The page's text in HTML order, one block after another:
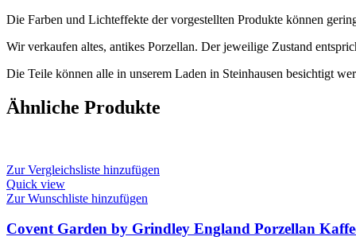
Die Farben und Lichteffekte der vorgestellten Produkte können
Wir verkaufen altes, antikes Porzellan. Der jeweilige Zustand
Die Teile können alle in unserem Laden in Steinhausen besichtigt
Ähnliche Produkte
Zur Vergleichsliste hinzufügen
Quick view
Zur Wunschliste hinzufügen
Covent Garden by Grindley England Porzellan